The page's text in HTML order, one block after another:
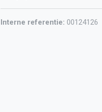
Interne referentie: 00124126